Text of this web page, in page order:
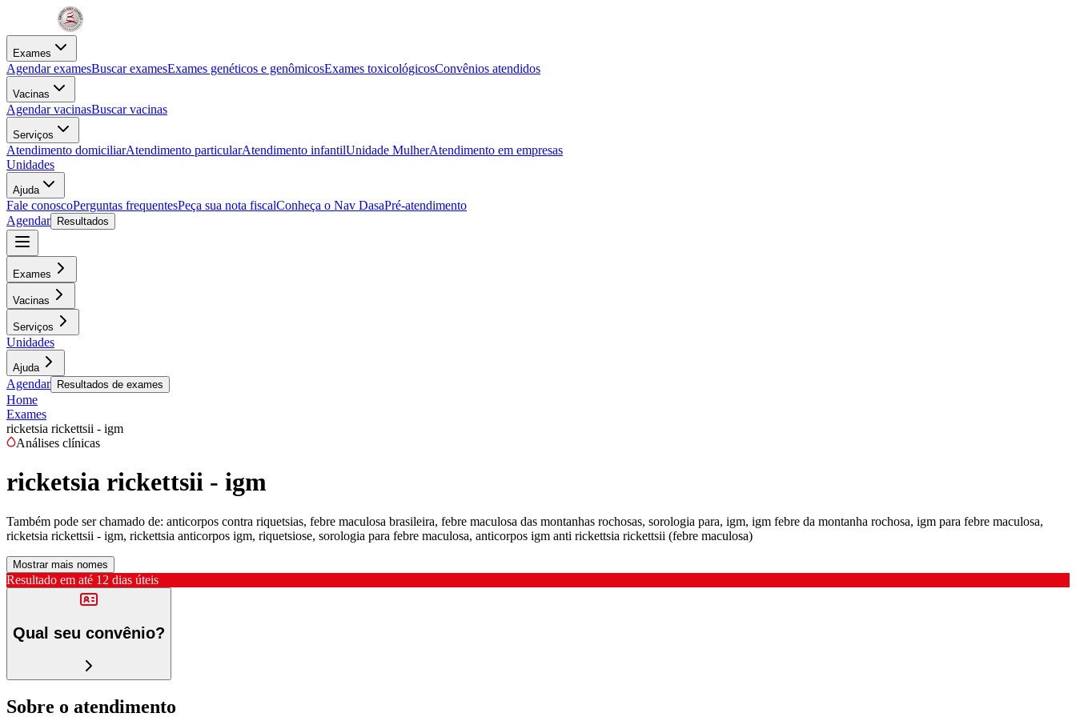
Exames
Agendar examesBuscar examesExames genéticos e genômicosExames toxicológicosConvênios atendidos
Vacinas
Agendar vacinasBuscar vacinas
Serviços
Atendimento domiciliarAtendimento particularAtendimento infantilUnidade MulherAtendimento em empresas
Unidades
Ajuda
Fale conoscoPerguntas frequentesPeça sua nota fiscalConheça o Nav DasaPré-atendimento
Agendar
Resultados
Exames
Vacinas
Serviços
Unidades
Ajuda
Agendar Resultados de exames
Home
Exames
ricketsia rickettsii - igm
Análises clínicas
ricketsia rickettsii - igm
Também pode ser chamado de: anticorpos contra riquetsias, febre maculosa brasileira, febre maculosa das montanhas rochosas, sorologia para, igm, igm febre da montanha rochosa, igm para febre maculosa,
ricketsia rickettsii - igm, rickettsia anticorpos igm, riquetsiose, sorologia para febre maculosa, anticorpos igm anti rickettsia rickettsii (febre maculosa)
Mostrar mais nomes
Resultado em até 12 dias úteis
Qual seu convênio?
Sobre o atendimento